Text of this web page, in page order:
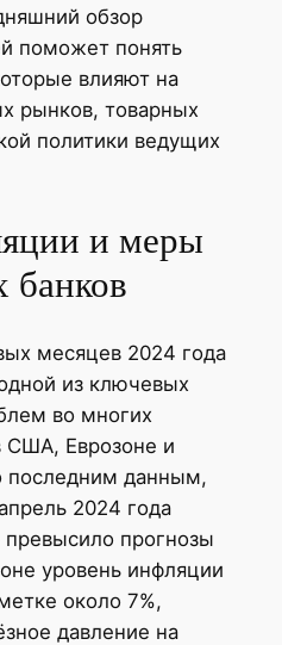
обзор
поможет понять
влияют на
рынков, товарных
политики ведущих
и меры
банков
месяцев 2024 года
из ключевых
во многих
США, Еврозоне и
последним данным,
2024 года
превысило прогнозы
уровень инфляции
около 7%,
давление на